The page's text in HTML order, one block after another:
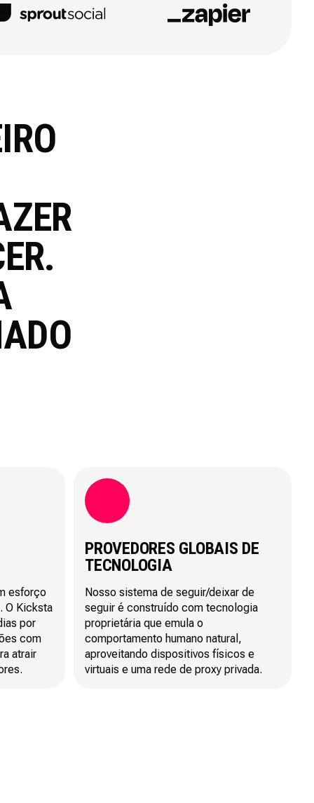
esforço
O Kicksta
por
com
atrair
PROVEDORES GLOBAIS DE
TECNOLOGIA
Nosso sistema de seguir/deixar de
seguir é construído com tecnologia
proprietária que emula o
comportamento humano natural,
aproveitando dispositivos físicos e
virtuais e uma rede de proxy privada.